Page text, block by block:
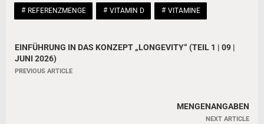
REFERENZMENGE VITAMIN D VITAMINE
B
e
EINFÜHRUNG IN DAS KONZEPT „LONGEVITY“ (TEIL 1 | 09 |
JUNI 2026)
PREVIOUS ARTICLE
MENGENANGABEN
NEXT ARTICLE